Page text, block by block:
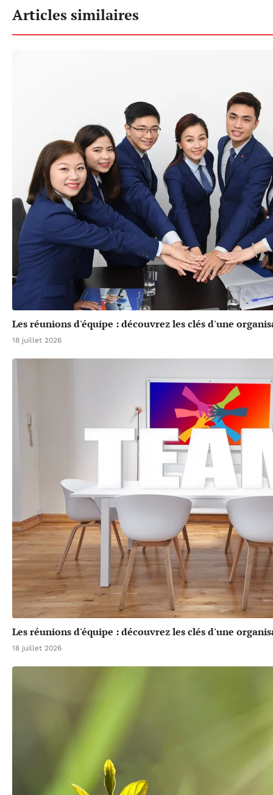
Articles similaires
Les réunions d'équipe : découvrez les clés d'une
18 juillet 2026
Les réunions d'équipe : découvrez les clés d'une
18 juillet 2026